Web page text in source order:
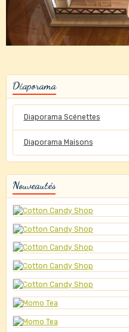
Diaporama
Diaporama Scénettes
Diaporama Maisons
Nouveautés